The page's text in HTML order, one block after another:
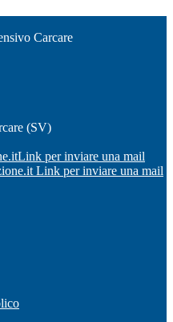
Carcare
(SV)
Link per inviare una mail
Link per inviare una mail